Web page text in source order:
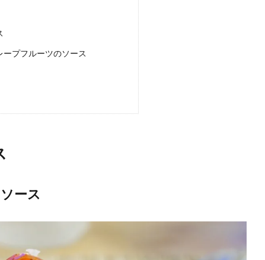
プフルーツのソース
ース